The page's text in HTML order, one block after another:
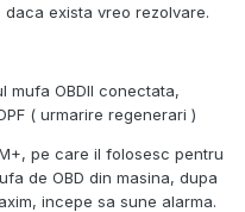
exista vreo rezolvare.
mufa OBDII conectata,
( urmarire regenerari )
pe care il folosesc pentru
de OBD din masina, dupa
incepe sa sune alarma.